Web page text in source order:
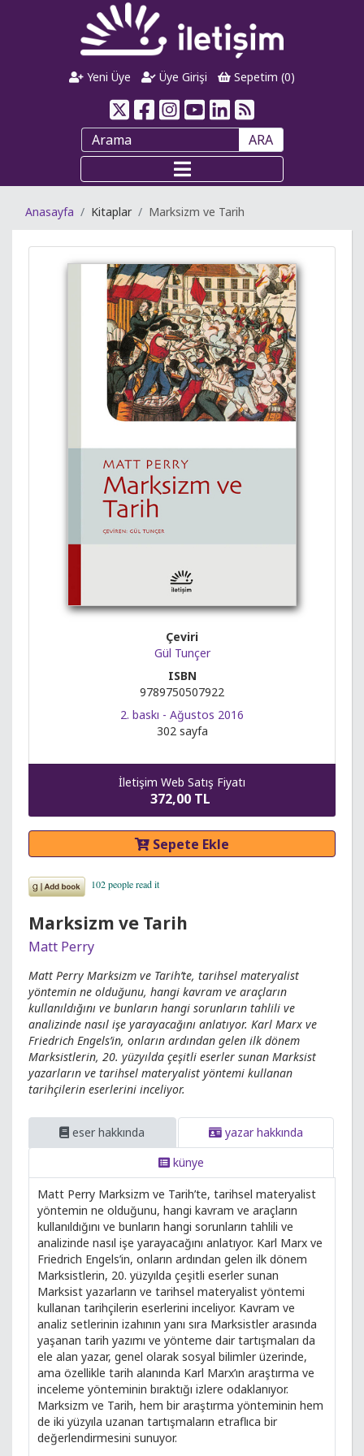
Yeni Üye Üye Girişi Sepetim (0)
ARA
Anasayfa Kitaplar Marksizm ve Tarih
Çeviri
Gül Tunçer
ISBN
9789750507922
2. baskı - Ağustos 2016
302 sayfa
İletişim Web Satış Fiyatı
372,00 TL
Sepete Ekle
Marksizm ve Tarih
Matt Perry
Matt Perry Marksizm ve Tarih’te, tarihsel materyalist
yöntemin ne olduğunu, hangi kavram ve araçların
kullanıldığını ve bunların hangi sorunların tahlili ve
analizinde nasıl işe yarayacağını anlatıyor. Karl Marx ve
Friedrich Engels’in, onların ardından gelen ilk dönem
Marksistlerin, 20. yüzyılda çeşitli eserler sunan Marksist
yazarların ve tarihsel materyalist yöntemi kullanan
tarihçilerin eserlerini inceliyor.
eser hakkında
yazar hakkında
künye
Matt Perry Marksizm ve Tarih’te, tarihsel materyalist
yöntemin ne olduğunu, hangi kavram ve araçların
kullanıldığını ve bunların hangi sorunların tahlili ve
analizinde nasıl işe yarayacağını anlatıyor. Karl Marx ve
Friedrich Engels’in, onların ardından gelen ilk dönem
Marksistlerin, 20. yüzyılda çeşitli eserler sunan
Marksist yazarların ve tarihsel materyalist yöntemi
kullanan tarihçilerin eserlerini inceliyor. Kavram ve
analiz setlerinin izahının yanı sıra Marksistler arasında
yaşanan tarih yazımı ve yönteme dair tartışmaları da
ele alan yazar, genel olarak sosyal bilimler üzerinde,
ama özellikle tarih alanında Karl Marx’ın araştırma ve
inceleme yönteminin bıraktığı izlere odaklanıyor.
Marksizm ve Tarih, hem bir araştırma yönteminin hem
de iki yüzyıla uzanan tartışmaların etraflıca bir
değerlendirmesini sunuyor.